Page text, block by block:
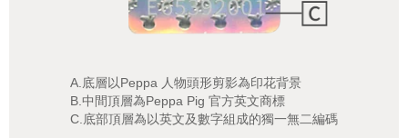
A.底層以Peppa 人物頭形剪影為印花背景
B.中間頂層為Peppa Pig 官方英文商標
C.底部頂層為以英文及數字組成的獨一無二編碼